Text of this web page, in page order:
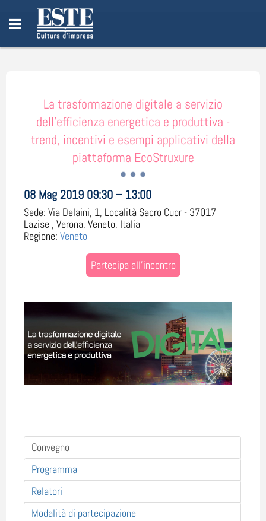
La trasformazione digitale a servizio
dell'efficienza energetica e produttiva -
trend, incentivi e esempi applicativi della
piattaforma EcoStruxure
08 Mag 2019 09:30 – 13:00
Sede: Via Delaini, 1, Località Sacro Cuor - 37017
Lazise , Verona, Veneto, Italia
Regione: Veneto
Partecipa all'incontro
Convegno
Programma
Relatori
Modalità di partecipazione